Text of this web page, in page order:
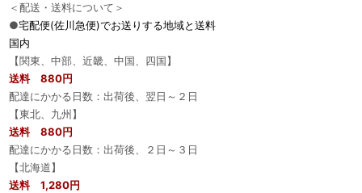
＜配送・送料について＞
●宅配便(佐川急便)でお送りする地域と送料
国内
【関東、中部、近畿、中国、四国】
送料 880円
配達にかかる日数：出荷後、翌日～２日
【東北、九州】
送料 880円
配達にかかる日数：出荷後、２日～３日
【北海道】
送料 1,280円